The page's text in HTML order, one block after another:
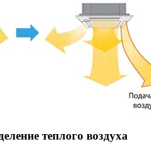
теплого воздуха